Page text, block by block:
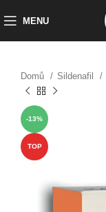
MENU
Domů Sildenafil
-13%
TOP